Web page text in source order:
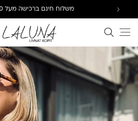
משלוח חינם ברכישה מעל 800 ₪
חיפוש באתר